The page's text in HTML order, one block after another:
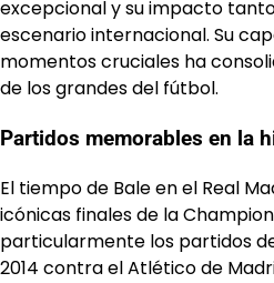
excepcional y su impacto
escenario internacional. Su
momentos cruciales ha
de los grandes del fútbol.
Partidos memorables en la
El tiempo de Bale en el Real
icónicas finales de la
particularmente los partidos de
2014 contra el Atlético de